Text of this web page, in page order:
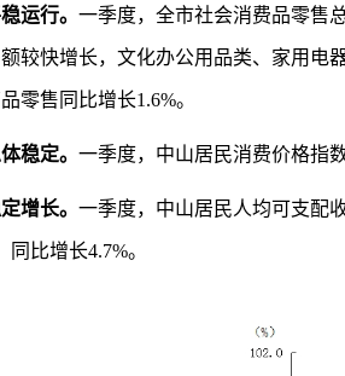
运行。 一季度，全市社会消费品零售
较快增长， 文化办公用品类、家用电
零售同比增长1 .6%。
稳定。 一季度，中山居民消费价格指
增长。 一季度，中山居民人均可支配
同比增长4.7%。